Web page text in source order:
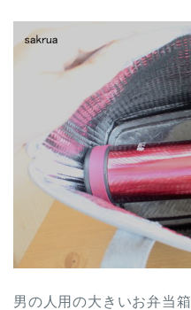
男の人用の大きいお弁当